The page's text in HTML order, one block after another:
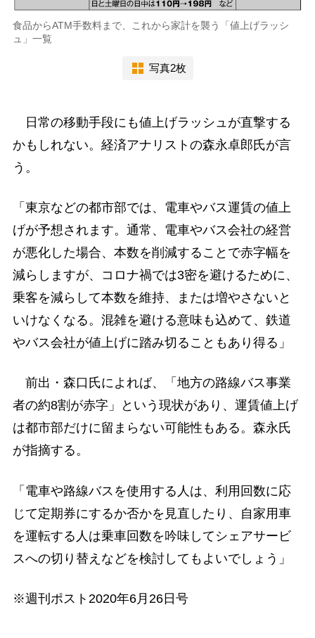
食品からATM手数料まで、これから家計を襲う「値上げラッシ
ュ」一覧
写真2枚
日常の移動手段にも値上げラッシュが直撃する
かもしれない。経済アナリストの森永卓郎氏が言
う。
「東京などの都市部では、電車やバス運賃の値上
げが予想されます。通常、電車やバス会社の経営
が悪化した場合、本数を削減することで赤字幅を
減らしますが、コロナ禍では3密を避けるために、
乗客を減らして本数を維持、または増やさないと
いけなくなる。混雑を避ける意味も込めて、鉄道
やバス会社が値上げに踏み切ることもあり得る」
前出・森口氏によれば、「地方の路線バス事業
者の約8割が赤字」という現状があり、運賃値上げ
は都市部だけに留まらない可能性もある。森永氏
が指摘する。
「電車や路線バスを使用する人は、利用回数に応
じて定期券にするか否かを見直したり、自家用車
を運転する人は乗車回数を吟味してシェアサービ
スへの切り替えなどを検討してもよいでしょう」
※週刊ポスト2020年6月26日号